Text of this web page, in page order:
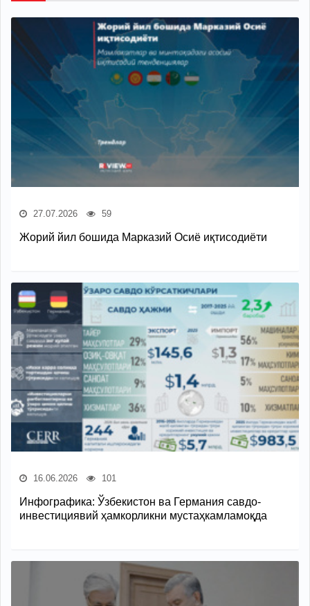
27.07.2026 59
Жорий йил бошида Марказий Осиё иқтисодиёти
16.06.2026 101
Инфографика: Ўзбекистон ва Германия савдо-
инвестициявий ҳамкорликни мустаҳкамламоқда